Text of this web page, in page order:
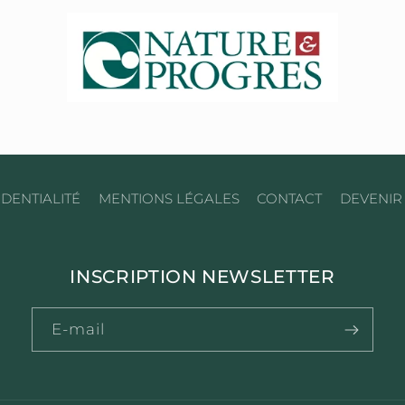
MENTIONS LÉGALES CONTACT
INSCRIPTION NEWSLETTER
E-mail